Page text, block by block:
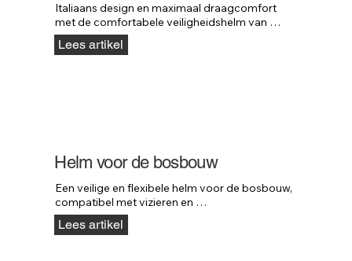
Italiaans design en maximaal draagcomfort
met de comfortabele veiligheidshelm van
KASK.
Lees artikel
Helm voor de bosbouw
Een veilige en flexibele helm voor de bosbouw,
compatibel met vizieren en
gehoorbescherming.
Lees artikel